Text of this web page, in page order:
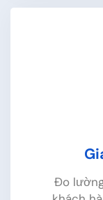
Nâng
Đo